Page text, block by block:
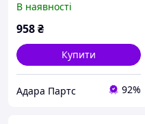
restyle) (FR3Z63101A03B)
В наявності
958₴
Купити
Адара Партс 92%